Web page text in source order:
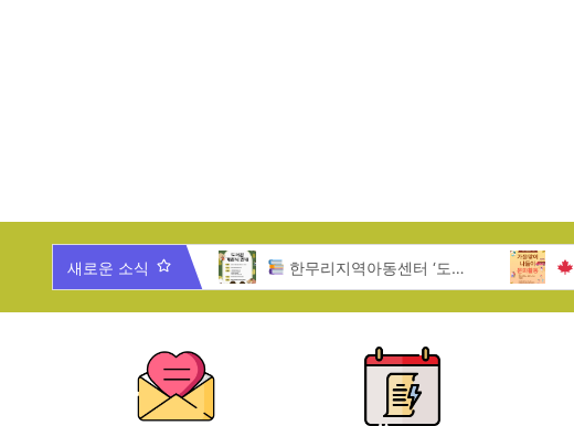
새로운 소식
년 한무리 가족과 함께 하는 송년잔치 한무리지역아동센터 ‘도서관 개관식’ 안내